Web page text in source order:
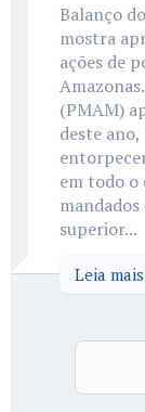
Balanço
mostra
ações de
(PMAM)
deste
em todo o
superior...
Leia mais